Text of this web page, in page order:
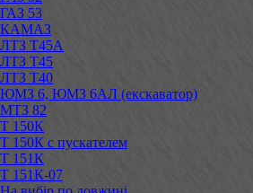
ГАЗ 53
КАМАЗ
ЛТЗ Т45А
ЛТЗ Т45
ЛТЗ Т40
ЮМЗ 6, ЮМЗ 6АЛ (екскаватор)
МТЗ 82
Т 150К
Т 150К с пускателем
Т 151К
Т 151К-07